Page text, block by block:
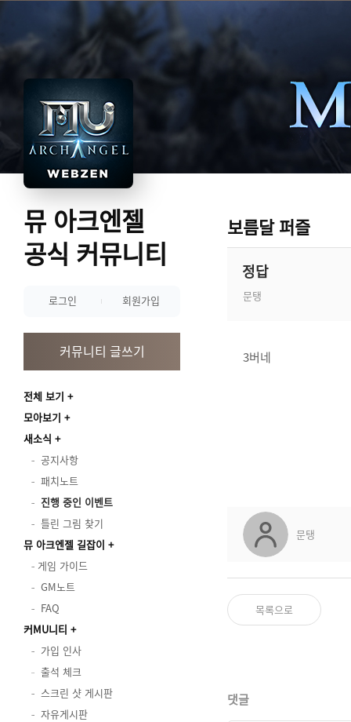
뮤 아크엔젤
공식 커뮤니티
로그인 회원가입
커뮤니티 글쓰기
전체 보기
모아보기
새소식
공지사항
패치노트
진행 중인 이벤트
틀린 그림 찾기
뮤 아크엔젤 길잡이
게임 가이드
GM노트
FAQ
커MU니티
가입 인사
출석 체크
스크린 샷 게시판
자유게시판
보름달 퍼즐
정답
문탱
3버네
문탱
목록으로
댓글